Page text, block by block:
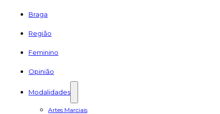
Braga
Região
Feminino
Opinião
Modalidades
Artes Marciais